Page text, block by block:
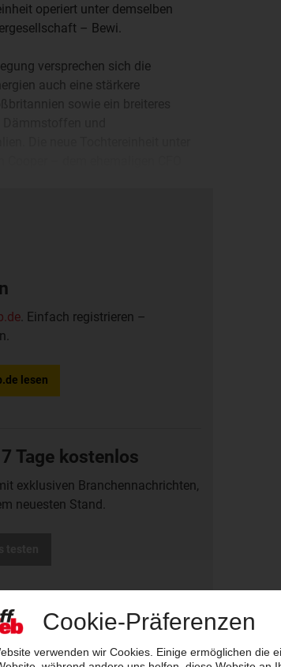
operiert unter demselben
– Bewi.
versprechen sich die
auch eine stärkere
sowie ein breiteres
es aus Trondheim.
. Einfach registrieren –
lesen
Tage kostenlos
exklusiven Branchennachrichten,
neuesten Stand.